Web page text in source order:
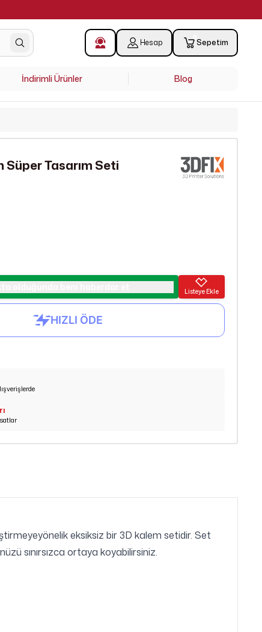
Hesap 0 Sepetim
İndirimli Ürünler Blog
Süper Tasarım Seti
Listeye Ekle
eksiksiz bir 3D kalem setidir. Set
sınırsızca ortaya koyabilirsiniz.